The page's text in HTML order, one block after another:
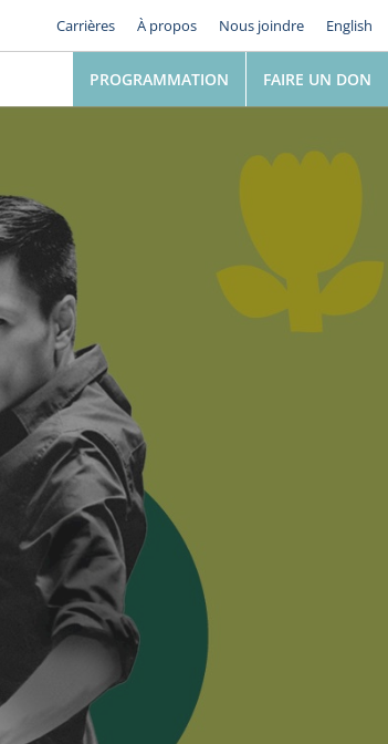
Carrières À propos Nous joindre English
PROGRAMMATION FAIRE UN DON